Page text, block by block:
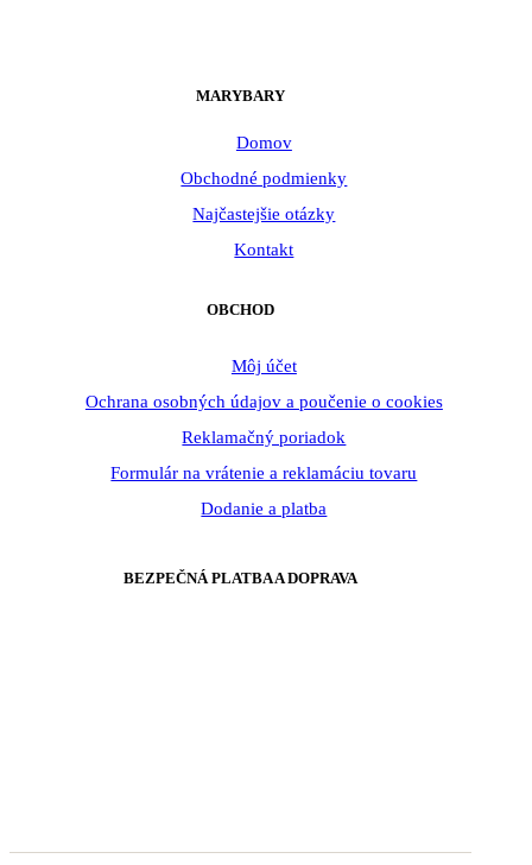
MARYBARY
Domov
Obchodné podmienky
Najčastejšie otázky
Kontakt
OBCHOD
Môj účet
Ochrana osobných údajov a poučenie o cookies
Reklamačný poriadok
Formulár na vrátenie a reklamáciu tovaru
Dodanie a platba
BEZPEČNÁ PLATBA A DOPRAVA